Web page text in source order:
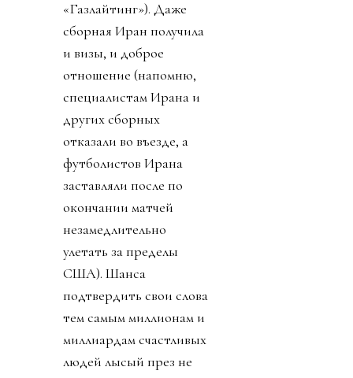
турнир. Как не было
насилия, издевательств
ментов, как фифа нации
помирила (возможно,
Иран и США) и как
старались
правительства, чтобы
все были рады и
счастливы (см.
«Газлайтинг»). Даже
сборная Иран получила
и визы, и доброе
отношение (напомню,
специалистам Ирана и
других сборных
отказали во въезде, а
футболистов Ирана